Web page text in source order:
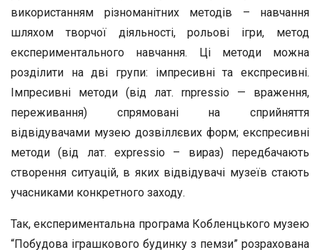
використанням різноманітних методів – навчання
шляхом творчої діяльності, рольові ігри, метод
експериментального навчання. Ці методи можна
розділити на дві групи: імпресивні та експресивні.
Імпресивні методи (від лат. rnpressio — враження,
переживання) спрямовані на сприйняття
відвідувачами музею дозвіллєвих форм; експресивні
методи (від лат. expressio – вираз) передбачають
створення ситуацій, в яких відвідувачі музеїв стають
учасниками конкретного заходу.
Так, експериментальна програма Кобленцького музею
“Побудова іграшкового будинку з пемзи” розрахована